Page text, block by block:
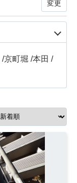
変更
/京町堀 /本田 /